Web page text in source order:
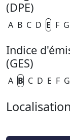
(DPE)
A B C D E F G
Indice
(GES)
A B C D E F G
Localisation